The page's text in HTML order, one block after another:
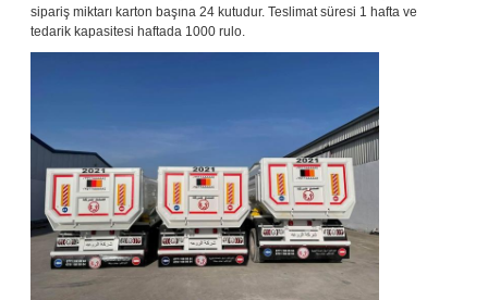
sipariş miktarı karton başına 24 kutudur. Teslimat süresi 1 hafta ve
tedarik kapasitesi haftada 1000 rulo.